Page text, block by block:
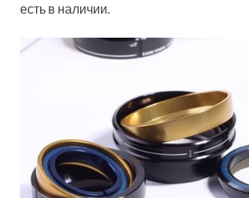
есть в наличии.